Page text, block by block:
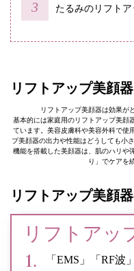
たるみのリフト
リフトアップ美顔
リフトアップ美顔器は効果が
基本的には家庭用のリフトアップ美顔
ています。美容皮膚科や美容外科で使
プ美顔器の出力や性能はどうしても小
機能を搭載した美顔器は、肌のハリや
り」でケアを
リフトアップ美顔
リフトアッ
「EMS」「RF波